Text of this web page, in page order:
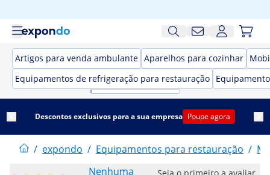
Artigos para venda ambulante Aparelhos para cozinhar
Equipamentos de refrigeração para restauração
Descontos exclusivos para a sua empresa Poupe agora
/ expondo / Equipamentos para restauração /
Nenhuma